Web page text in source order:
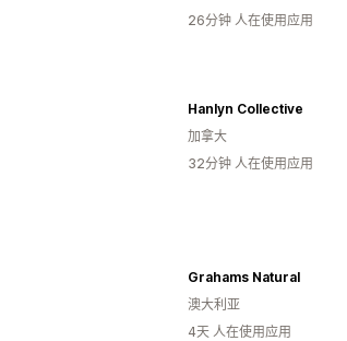
26分钟 人在使用应用
Hanlyn Collective
加拿大
32分钟 人在使用应用
Grahams Natural
澳大利亚
4天 人在使用应用